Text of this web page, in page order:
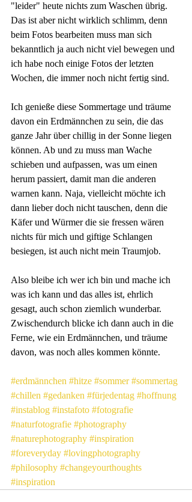
"leider" heute nichts zum Waschen übrig.
Das ist aber nicht wirklich schlimm, denn
beim Fotos bearbeiten muss man sich
bekanntlich ja auch nicht viel bewegen und
ich habe noch einige Fotos der letzten
Wochen, die immer noch nicht fertig sind.
Ich genieße diese Sommertage und träume
davon ein Erdmännchen zu sein, die das
ganze Jahr über chillig in der Sonne liegen
können. Ab und zu muss man Wache
schieben und aufpassen, was um einen
herum passiert, damit man die anderen
warnen kann. Naja, vielleicht möchte ich
dann lieber doch nicht tauschen, denn die
Käfer und Würmer die sie fressen wären
nichts für mich und giftige Schlangen
besiegen, ist auch nicht mein Traumjob.
Also bleibe ich wer ich bin und mache ich
was ich kann und das alles ist, ehrlich
gesagt, auch schon ziemlich wunderbar.
Zwischendurch blicke ich dann auch in die
Ferne, wie ein Erdmännchen, und träume
davon, was noch alles kommen könnte.
#erdmännchen #hitze #sommer #sommertag
#chillen #gedanken #fürjedentag #hoffnung
#instablog #instafoto #fotografie
#naturfotografie #photography
#naturephotography #inspiration
#foreveryday #lovingphotography
#philosophy #changeyourthoughts
#inspiration